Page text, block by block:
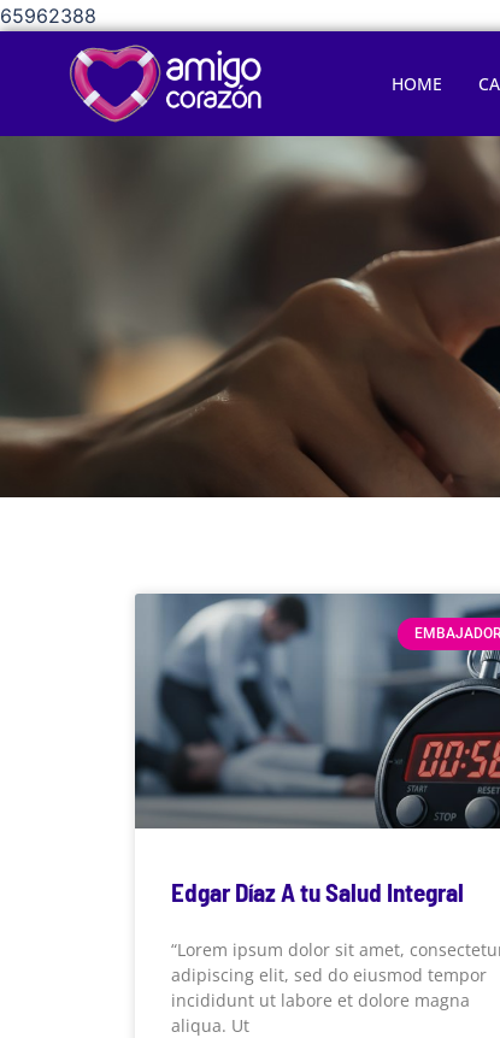
65962388
HOME
Edgar Díaz A tu Salud Integral
“Lorem ipsum dolor sit amet,
adipiscing elit, sed do eiusmod tempor
incididunt ut labore et dolore magna
aliqua. Ut